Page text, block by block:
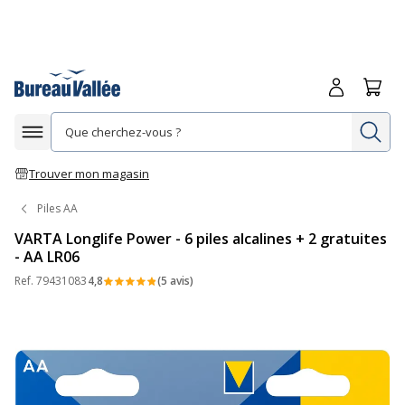
Afficher la navigation
Trouver mon magasin
Me
Piles AA
VARTA Longlife Power - 6 piles alcalines + 2 gratuites
- AA LR06
Ref. 794310834,8 (5 avis)